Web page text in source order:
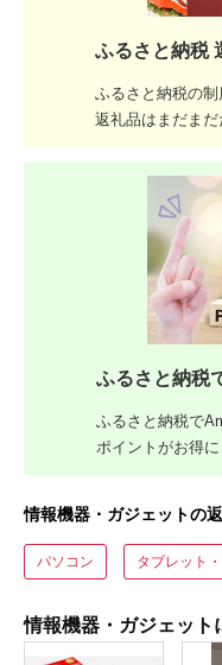
ふるさと納税
ふるさと納税の
返礼品はまだまだ
ふるさと納税
ふるさと納税で
ポイントがお得
情報機器・ガジェットの
パソコン タブレット
情報機器・ガジェット